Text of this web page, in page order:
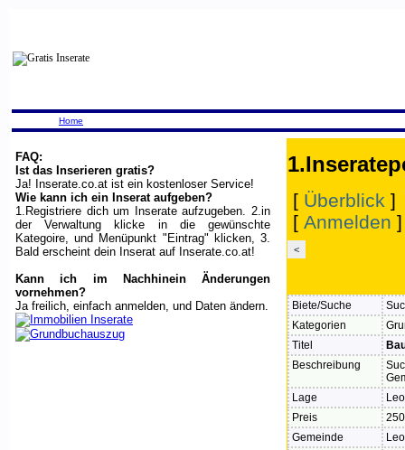
Home
FAQ:
Ist das Inserieren gratis?
Ja! Inserate.co.at ist ein kostenloser Service!
Wie kann ich ein Inserat aufgeben?
1.Registriere dich um Inserate aufzugeben. 2.in
der Verwaltung klicke in die gewünschte
Kategoire, und Menüpunkt "Eintrag" klicken, 3.
Bald erscheint dein Inserat auf Inserate.co.at!
Kann ich im Nachhinein Änderungen
vornehmen?
Ja freilich, einfach anmelden, und Daten ändern.
[ Überblick ]
[ Anmelden
<
Biete/Suche
Kategorien
Titel
Beschreibung
Lage
Preis
Gemeinde